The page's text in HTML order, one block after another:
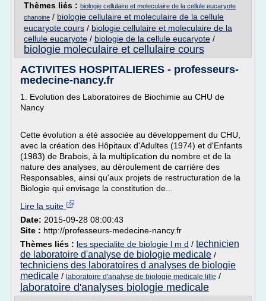
Thèmes liés : biologie cellulaire et moleculaire de la cellule eucaryote
chanoine / biologie cellulaire et moleculaire de la cellule
eucaryote cours / biologie cellulaire et moleculaire de la
cellule eucaryote / biologie de la cellule eucaryote /
biologie moleculaire et cellulaire cours
ACTIVITES HOSPITALIERES - professeurs-
medecine-nancy.fr
1. Evolution des Laboratoires de Biochimie au CHU de
Nancy
Cette évolution a été associée au développement du CHU,
avec la création des Hôpitaux d'Adultes (1974) et d'Enfants
(1983) de Brabois, à la multiplication du nombre et de la
nature des analyses, au déroulement de carrière des
Responsables, ainsi qu'aux projets de restructuration de la
Biologie qui envisage la constitution de...
Lire la suite
Date: 2015-09-28 08:00:43
Site : http://professeurs-medecine-nancy.fr
Thèmes liés : les specialite de biologie l m d / technicien
de laboratoire d'analyse de biologie medicale /
techniciens des laboratoires d analyses de biologie
medicale / laboratoire d'analyse de biologie medicale lille /
laboratoire d'analyses biologie medicale